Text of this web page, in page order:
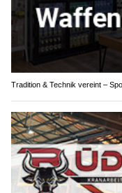
Tradition & Technik vereint –